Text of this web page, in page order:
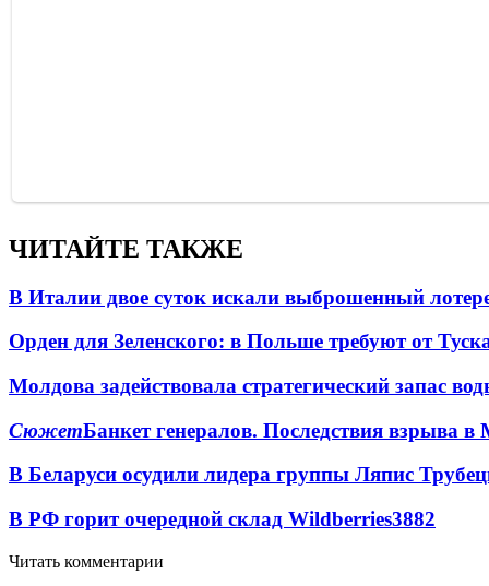
ЧИТАЙТЕ ТАКЖЕ
В Италии двое суток искали выброшенный
Орден для Зеленского: в Польше требуют от
Молдова задействовала стратегический запас
СюжетБанкет генералов. Последствия взрыва в
В Беларуси осудили лидера группы Ляпис
В РФ горит очередной склад Wildberries3882
Читать комментарии